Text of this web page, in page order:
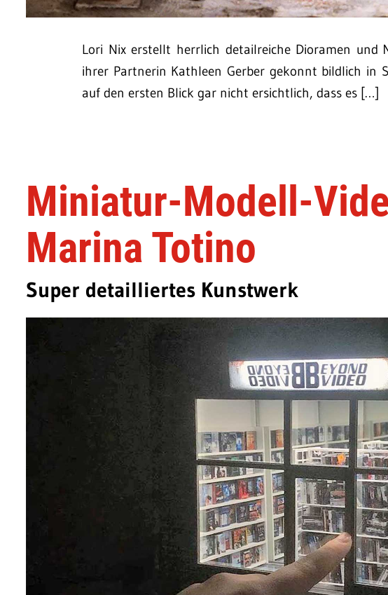
Lori Nix erstellt herrlich detailreiche Dioramen und
ihrer Partnerin Kathleen Gerber gekonnt bildlich in
auf den ersten Blick gar nicht ersichtlich, dass es […]
Miniatur-Modell-
Marina Totino
Super detailliertes Kunstwerk